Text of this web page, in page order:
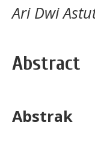
Ari Dwi
Abstract
Abstrak